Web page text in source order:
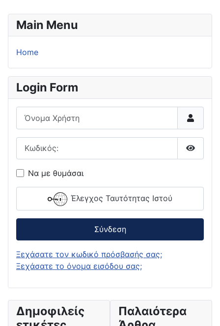
Main Menu
Home
Login Form
Όνομα Χρήστη
Να με θυμάσαι
Έλεγχος Ταυτότητας Ιστού
Σύνδεση
Ξεχάσατε τον κωδικό πρόσβασής σας;
Ξεχάσατε το όνομα εισόδου σας;
Δημοφιλείς
Παλαιότερα